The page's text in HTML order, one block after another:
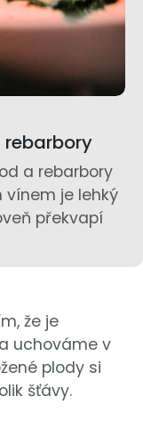
rebarbory
a rebarbory
vínem je lehký
překvapí
že je
uchováme v
plody si
šťávy.